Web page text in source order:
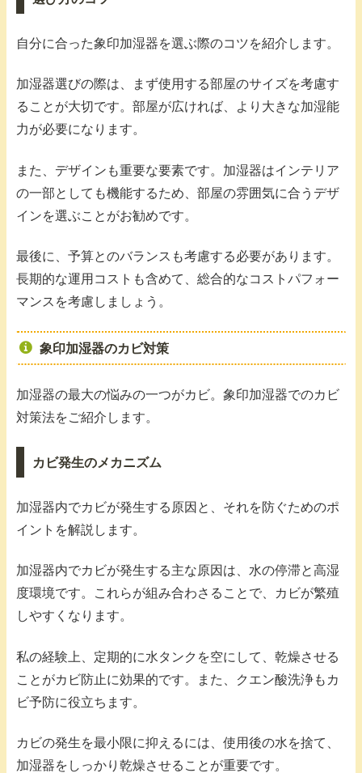
自分に合った象印加湿器を選ぶ際のコツを紹介します。
加湿器選びの際は、まず使用する部屋のサイズを考慮す
ることが大切です。部屋が広ければ、より大きな加湿能
力が必要になります。
また、デザインも重要な要素です。加湿器はインテリア
の一部としても機能するため、部屋の雰囲気に合うデザ
インを選ぶことがお勧めです。
最後に、予算とのバランスも考慮する必要があります。
長期的な運用コストも含めて、総合的なコストパフォー
マンスを考慮しましょう。
象印加湿器のカビ対策
加湿器の最大の悩みの一つがカビ。象印加湿器でのカビ
対策法をご紹介します。
カビ発生のメカニズム
加湿器内でカビが発生する原因と、それを防ぐためのポ
イントを解説します。
加湿器内でカビが発生する主な原因は、水の停滞と高湿
度環境です。これらが組み合わさることで、カビが繁殖
しやすくなります。
私の経験上、定期的に水タンクを空にして、乾燥させる
ことがカビ防止に効果的です。また、クエン酸洗浄もカ
ビ予防に役立ちます。
カビの発生を最小限に抑えるには、使用後の水を捨て、
加湿器をしっかり乾燥させることが重要です。